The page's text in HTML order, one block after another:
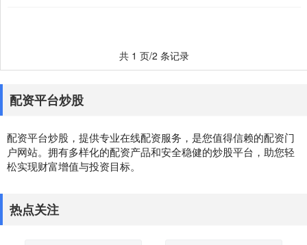
共 1 页/2 条记录
配资平台炒股
配资平台炒股，提供专业在线配资服务，是您值得信赖的配资门
户网站。拥有多样化的配资产品和安全稳健的炒股平台，助您轻
松实现财富增值与投资目标。
热点关注